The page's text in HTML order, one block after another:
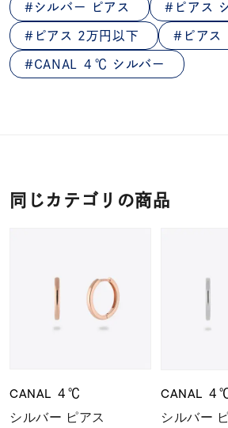
シルバー ピアス ピアス
ピアス 2万円以下 ピアス
CANAL ４℃ シルバー
同じカテゴリの商品
CANAL ４℃
シルバー ピアス
CANAL ４
シルバー